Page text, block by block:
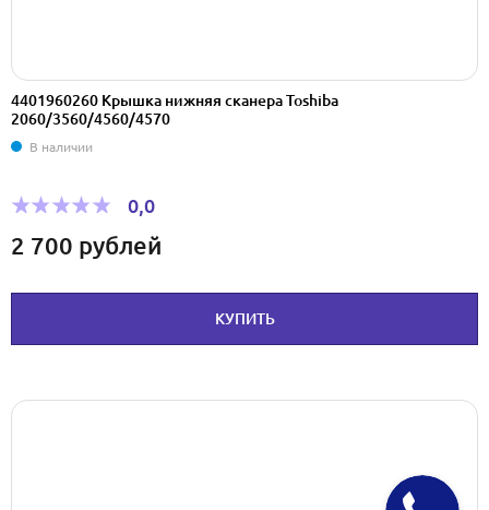
4401960260 Крышка нижняя сканера Toshiba
2060/3560/4560/4570
В наличии
0,0
2 700 рублей
КУПИТЬ